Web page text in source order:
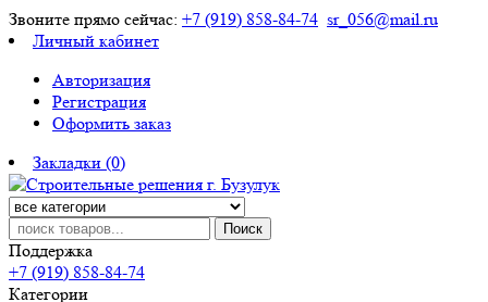
Звоните прямо сейчас: +7 (919) 858-84-74 sr_056@mail.ru
Личный кабинет
Авторизация
Регистрация
Оформить заказ
Закладки (0)
Поиск
Поддержка
+7 (919) 858-84-74
Категории